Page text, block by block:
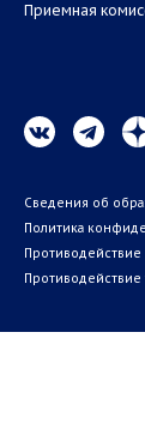
Приемная
Сведения об
Политика
Противодействие